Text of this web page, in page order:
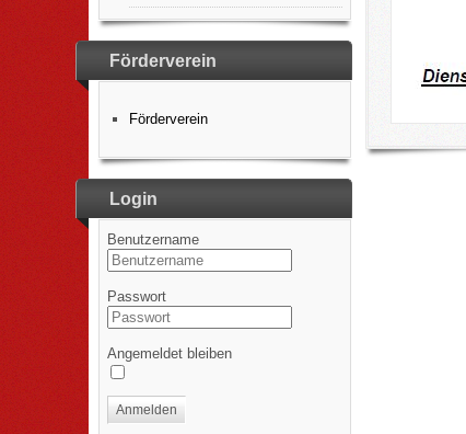
Förderverein
Förderverein
Login
Benutzername
Passwort
Angemeldet bleiben
Anmelden